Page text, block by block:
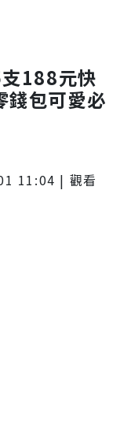
188元快
包可愛必
11:04 | 觀看